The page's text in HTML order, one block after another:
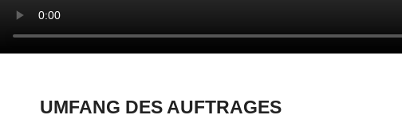
UMFANG DES AUFTRAGES